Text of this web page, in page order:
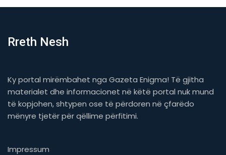
Rreth Nesh
Ky portal mirëmbahet nga Gazeta Enigma! Të gjitha
materialet dhe informacionet në këtë portal nuk mund
të kopjohen, shtypen ose të përdoren në çfarëdo
mënyre tjetër për qëllime përfitimi.
Impressum